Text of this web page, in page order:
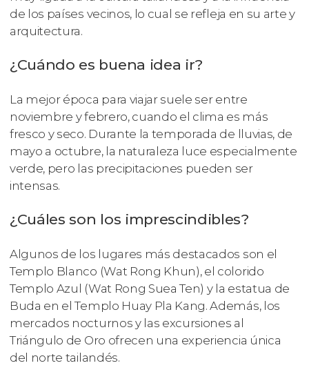
de los países vecinos, lo cual se refleja en su arte y
arquitectura.
¿Cuándo es buena idea ir?
La mejor época para viajar suele ser entre
noviembre y febrero, cuando el clima es más
fresco y seco. Durante la temporada de lluvias, de
mayo a octubre, la naturaleza luce especialmente
verde, pero las precipitaciones pueden ser
intensas.
¿Cuáles son los imprescindibles?
Algunos de los lugares más destacados son el
Templo Blanco (Wat Rong Khun), el colorido
Templo Azul (Wat Rong Suea Ten) y la estatua de
Buda en el Templo Huay Pla Kang. Además, los
mercados nocturnos y las excursiones al
Triángulo de Oro ofrecen una experiencia única
del norte tailandés.